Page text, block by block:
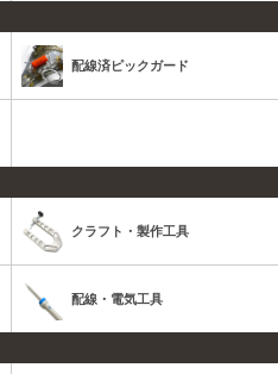
配線済ピックガード
クラフト・製作工具
配線・電気工具